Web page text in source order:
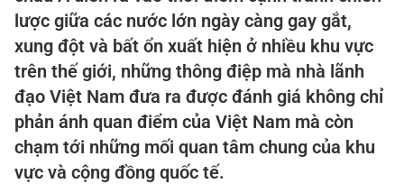
lược giữa các nước lớn ngày càng gay gắt,
xung đột và bất ổn xuất hiện ở nhiều khu vực
trên thế giới, những thông điệp mà nhà lãnh
đạo Việt Nam đưa ra được đánh giá không chỉ
phản ánh quan điểm của Việt Nam mà còn
chạm tới những mối quan tâm chung của khu
vực và cộng đồng quốc tế.